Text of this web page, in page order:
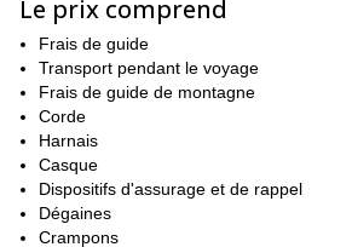
Le premier jour, nous nous retrouvons à
nous recevons des informations sur la
avant de passer la nuit à l'hôtel.
Nous nous sommes mis en route le
nous l'avions prévu. **Nous marchons
de Chabod, à 2700 mètres
essayons nos crampons et nos beaudriers
entourant le refuge, afin de gagner en
itinéraires à venir. Nous serons également
Le prix comprend
Frais de guide
Transport pendant le voyage
Frais de guide de montagne
Corde
Harnais
Casque
Dispositifs d'assurage et de rappel
Dégaines
Crampons